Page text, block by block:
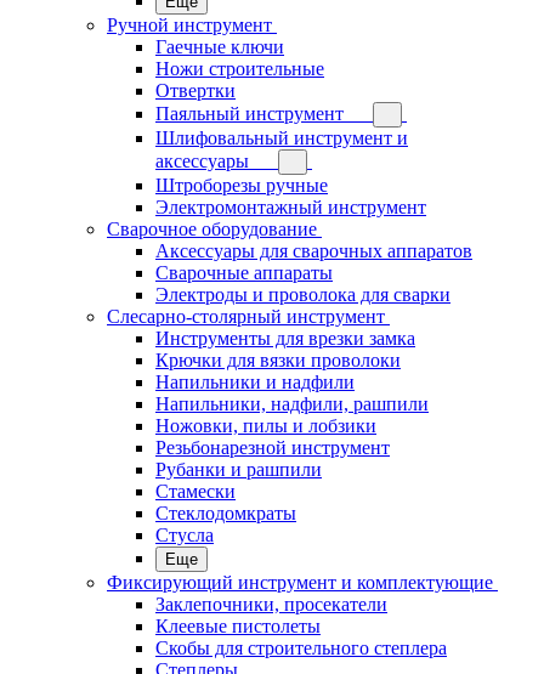
Ручной инструмент
Гаечные ключи
Ножи строительные
Отвертки
Паяльный инструмент
Шлифовальный инструмент и
аксессуары
Штроборезы ручные
Электромонтажный инструмент
Сварочное оборудование
Аксессуары для сварочных аппаратов
Сварочные аппараты
Электроды и проволока для сварки
Слесарно-столярный инструмент
Инструменты для врезки замка
Крючки для вязки проволоки
Напильники и надфили
Напильники, надфили, рашпили
Ножовки, пилы и лобзики
Резьбонарезной инструмент
Рубанки и рашпили
Стамески
Стеклодомкраты
Стусла
Еще
Фиксирующий инструмент и комплектующие
Заклепочники, просекатели
Клеевые пистолеты
Скобы для строительного степлера
Степлеры